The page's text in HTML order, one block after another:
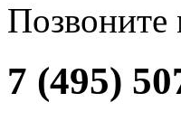
Позвоните
7 (495)